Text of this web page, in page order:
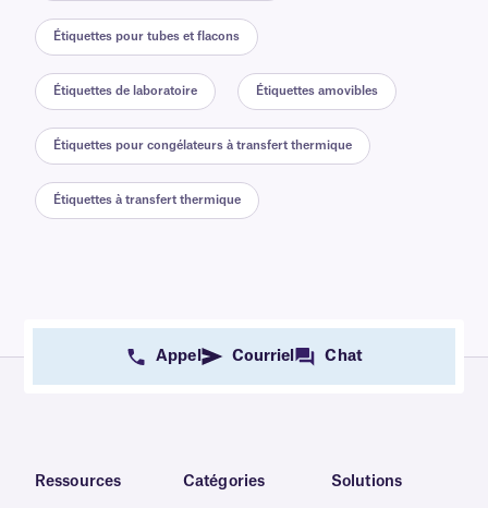
Étiquettes pour tubes et flacons
Étiquettes de laboratoire Étiquettes amovibles
Étiquettes pour congélateurs à transfert thermique
Étiquettes à transfert thermique
Appel Courriel Chat
Ressources Catégories Solutions